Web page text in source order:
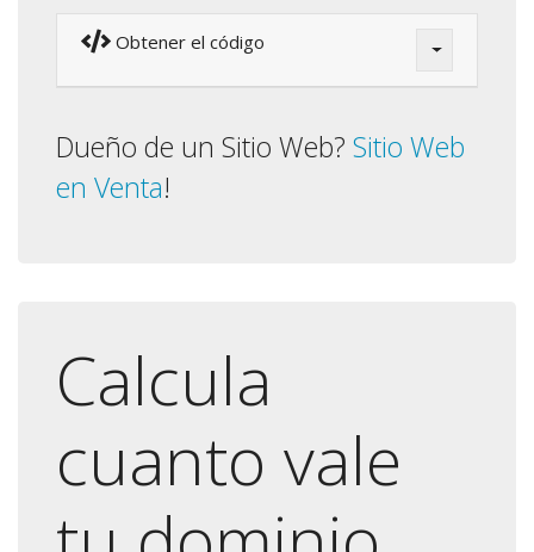
Obtener el código
Dueño de un Sitio Web? Sitio Web
en Venta!
Calcula
cuanto vale